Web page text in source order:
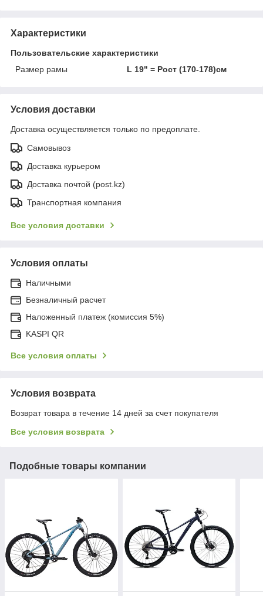
Характеристики
Пользовательские характеристики
Размер рамы
L 19" = Рост (170-178)см
Условия доставки
Доставка осуществляется только по предоплате.
Самовывоз
Доставка курьером
Доставка почтой (post.kz)
Транспортная компания
Все условия доставки
Условия оплаты
Наличными
Безналичный расчет
Наложенный платеж (комиссия 5%)
KASPI QR
Все условия оплаты
Условия возврата
Возврат товара в течение 14 дней за счет покупателя
Все условия возврата
Подобные товары компании